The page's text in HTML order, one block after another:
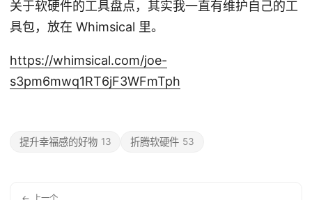
关于软硬件的工具盘点，其实我一直有维护自己的工
具包，放在 Whimsical 里。
https://whimsical.com/joe-
s3pm6mwq1RT6jF3WFmTph
提升幸福感的好物 13 折腾软硬件 53